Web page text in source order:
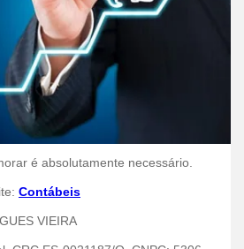
é absolutamente necessário.
Contábeis
VIEIRA